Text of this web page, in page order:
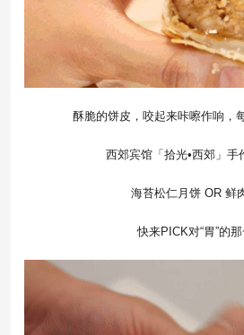
酥脆的饼皮，咬起来咔嚓作响，
西郊宾馆「拾光•西郊」手
海苔松仁月饼 OR 鲜
快来PICK对“胃”的